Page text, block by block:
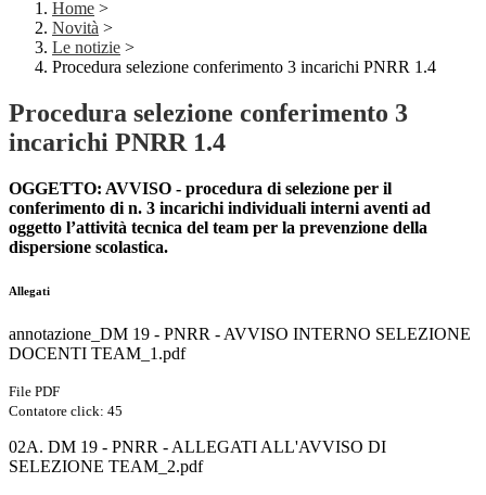
Home >
Novità >
Le notizie >
Procedura selezione conferimento 3 incarichi PNRR 1.4
Procedura selezione conferimento 3
incarichi PNRR 1.4
OGGETTO: AVVISO - procedura di selezione per il
conferimento di n. 3 incarichi individuali interni aventi ad
oggetto l’attività tecnica del team per la prevenzione della
dispersione scolastica.
Allegati
annotazione_DM 19 - PNRR - AVVISO INTERNO SELEZIONE
DOCENTI TEAM_1.pdf
File PDF
Contatore click: 45
02A. DM 19 - PNRR - ALLEGATI ALL'AVVISO DI
SELEZIONE TEAM_2.pdf